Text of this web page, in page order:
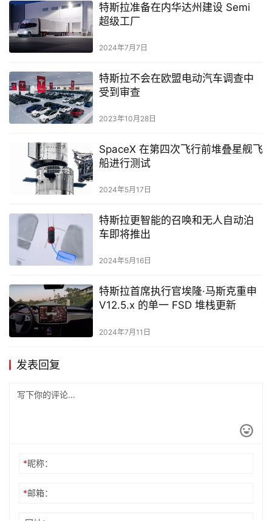
特斯拉准备在内华达州建设 Semi
超级工厂
2024年7月7日
特斯拉不会在欧盟电动汽车调查中
受到审查
2023年10月28日
SpaceX 在第四次飞行前堆叠星舰飞
船进行测试
2024年5月17日
特斯拉更智能的召唤和无人自动泊
车即将推出
2024年5月16日
特斯拉首席执行官埃隆·马斯克重申
V12.5.x 的单一 FSD 堆栈更新
2024年7月11日
发表回复
*昵称：
*邮箱：